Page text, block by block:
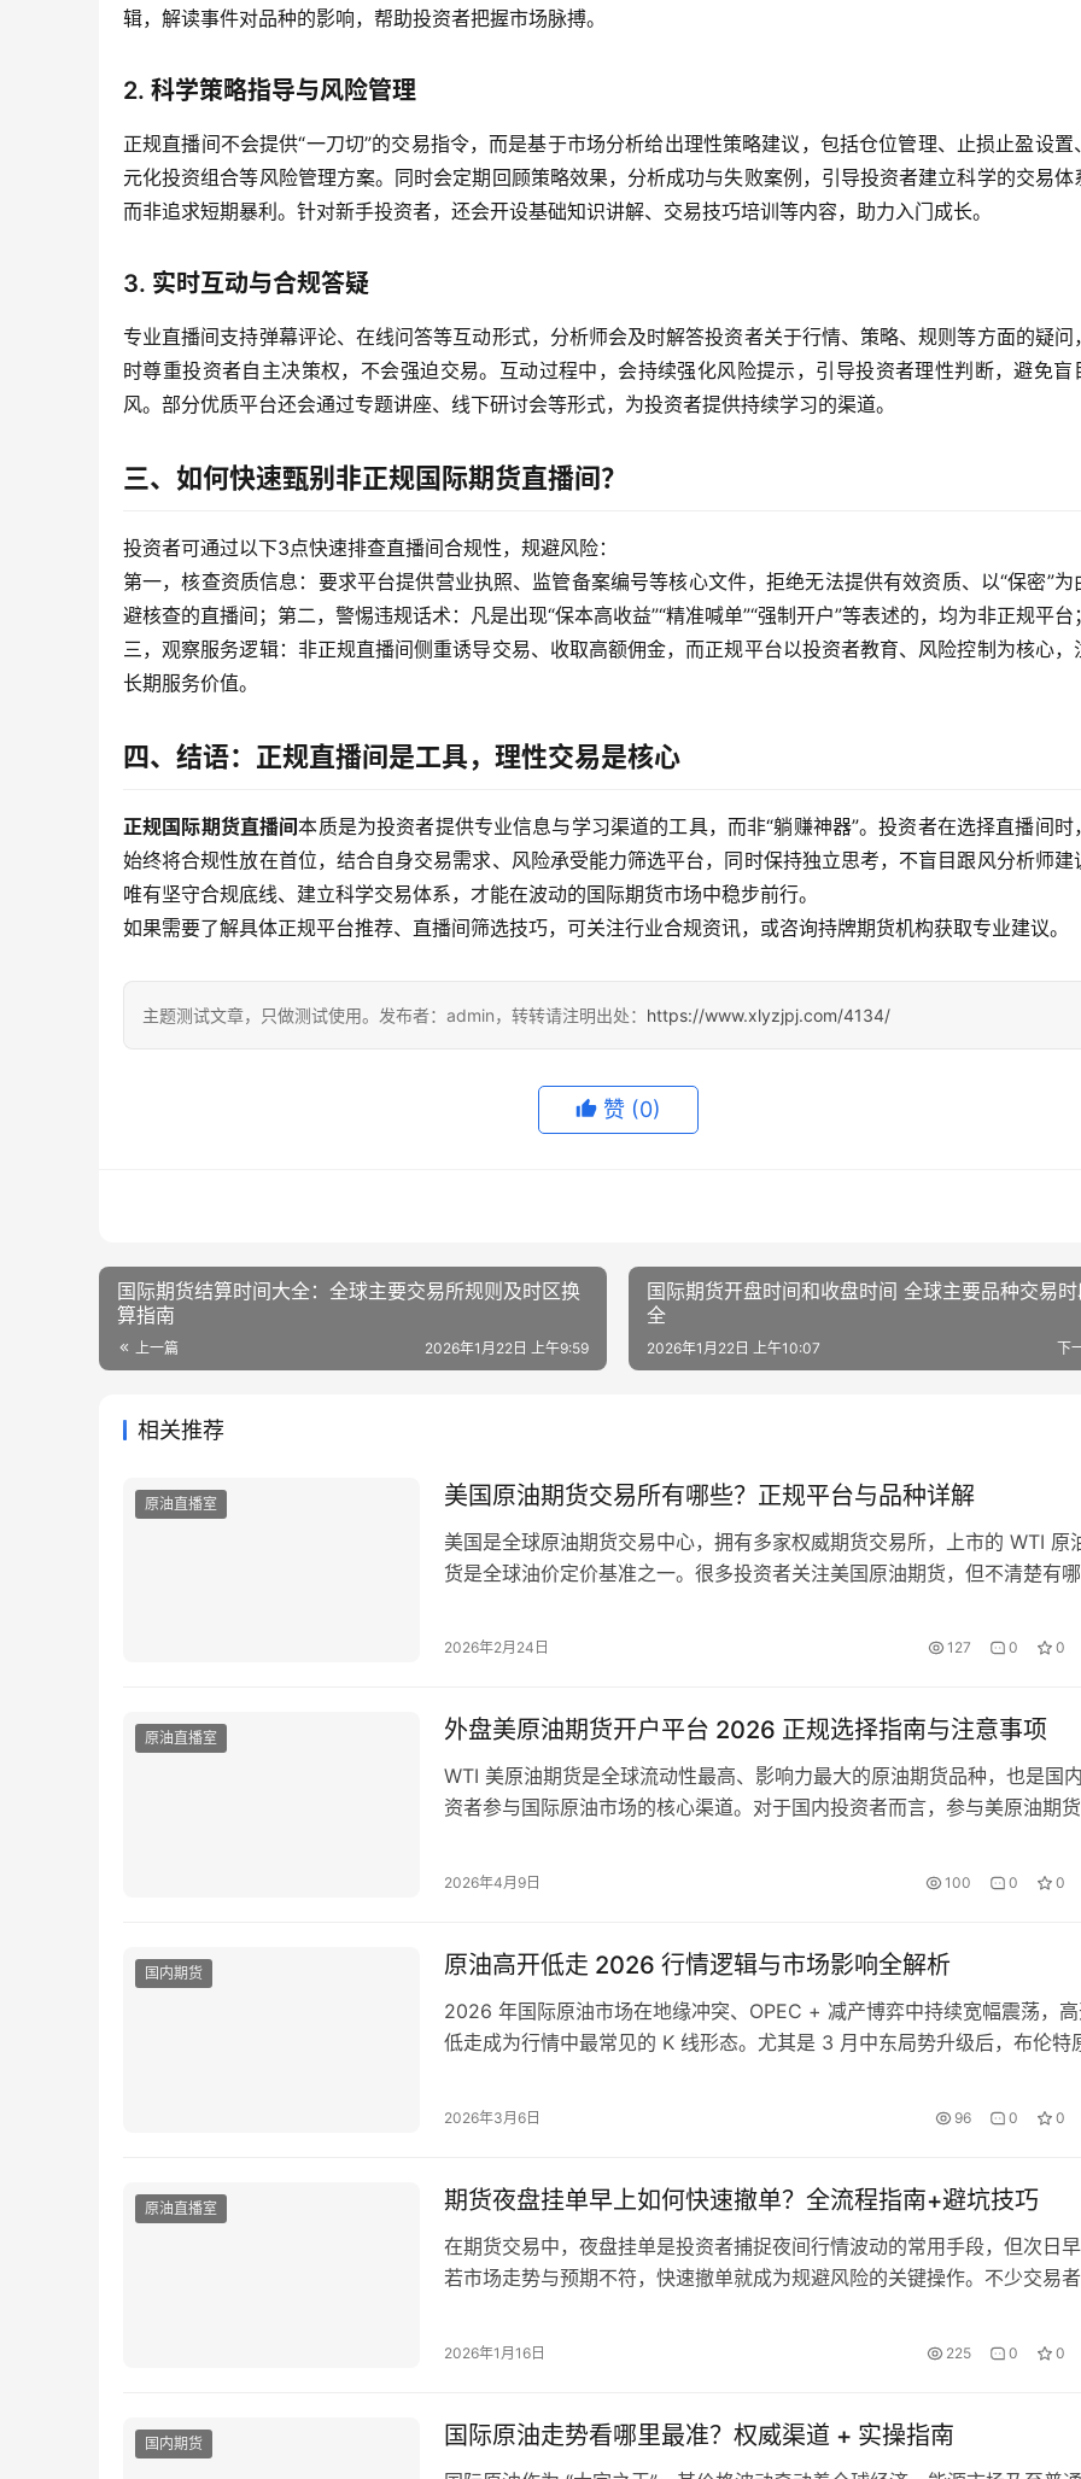
辑，解读事件对品种的影响，帮助投资者把握市场脉搏。
2. 科学策略指导与风险管理
正规直播间不会提供“一刀切”的交易指令，而是基于市场分析给出理性策略建议，包括仓位管理、止损止盈设置
元化投资组合等风险管理方案。同时会定期回顾策略效果，分析成功与失败案例，引导投资者建立科学的交易体
而非追求短期暴利。针对新手投资者，还会开设基础知识讲解、交易技巧培训等内容，助力入门成长。
3. 实时互动与合规答疑
专业直播间支持弹幕评论、在线问答等互动形式，分析师会及时解答投资者关于行情、策略、规则等方面的疑问
时尊重投资者自主决策权，不会强迫交易。互动过程中，会持续强化风险提示，引导投资者理性判断，避免盲
风。部分优质平台还会通过专题讲座、线下研讨会等形式，为投资者提供持续学习的渠道。
三、如何快速甄别非正规国际期货直播间？
投资者可通过以下3点快速排查直播间合规性，规避风险：
第一，核查资质信息：要求平台提供营业执照、监管备案编号等核心文件，拒绝无法提供有效资质、以“保密”为
避核查的直播间；第二，警惕违规话术：凡是出现“保本高收益”“精准喊单”“强制开户”等表述的，均为非正规平台
三，观察服务逻辑：非正规直播间侧重诱导交易、收取高额佣金，而正规平台以投资者教育、风险控制为核心，
长期服务价值。
四、结语：正规直播间是工具，理性交易是核心
正规国际期货直播间本质是为投资者提供专业信息与学习渠道的工具，而非“躺赚神器”。投资者在选择直播间时
始终将合规性放在首位，结合自身交易需求、风险承受能力筛选平台，同时保持独立思考，不盲目跟风分析师建
唯有坚守合规底线、建立科学交易体系，才能在波动的国际期货市场中稳步前行。
如果需要了解具体正规平台推荐、直播间筛选技巧，可关注行业合规资讯，或咨询持牌期货机构获取专业建议。
主题测试文章，只做测试使用。发布者：admin，转转请注明出处： https://www.xlyzjpj.com/4134/
赞 (0)
国际期货结算时间大全：全球主要交易所规则及时区换
算指南
上一篇 2026年1月22日 上午9:59
国际期货开盘时间和收盘时间 全球主要品种交易时
全
下
2026年1月22日 上午10:07
相关推荐
原油直播室 美国原油期货交易所有哪些？正规平台与品种详解
美国是全球原油期货交易中心，拥有多家权威期货交易所，上市的 WTI 原
货是全球油价定价基准之一。很多投资者关注美国原油期货，但不清楚有哪
认清正规渠道，避开非法平台。 一、美国原油期货核心交易所 美国原油期
2026年2月24日 127 0 0
原油直播室 外盘美原油期货开户平台 2026 正规选择指南与注意事项
WTI 美原油期货是全球流动性最高、影响力最大的原油期货品种，也是国
资者参与国际原油市场的核心渠道。对于国内投资者而言，参与美原油期货
的顺利与否。结合 2026 年最新的监管要求与市场情况，本文为大家梳理正
2026年4月9日 100 0 0
国内期货 原油高开低走 2026 行情逻辑与市场影响全解析
2026 年国际原油市场在地缘冲突、OPEC + 减产博弈中持续宽幅震荡，
低走成为行情中最常见的 K 线形态。尤其是 3 月中东局势升级后，布伦特
损。很多交易者对这种走势的形成逻辑、市场影响缺乏清晰认知，最终陷入
2026年3月6日 96 0 0
原油直播室 期货夜盘挂单早上如何快速撤单？全流程指南+避坑技巧
在期货交易中，夜盘挂单是投资者捕捉夜间行情波动的常用手段，但次日
若市场走势与预期不符，快速撤单就成为规避风险的关键操作。不少交易者
失。本文结合国内期货交易所规则及主流交易软件操作，详解夜盘挂单早盘
2026年1月16日 225 0 0
国内期货 国际原油走势看哪里最准？权威渠道 + 实操指南